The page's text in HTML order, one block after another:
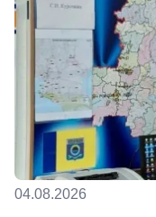
04.08.2026